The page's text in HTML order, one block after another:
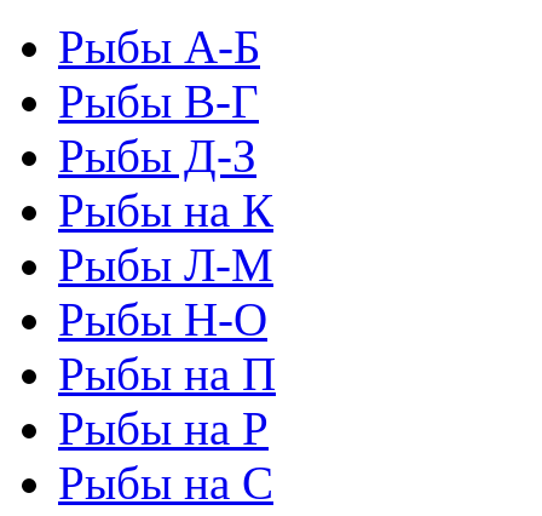
Рыбы А-Б
Рыбы В-Г
Рыбы Д-З
Рыбы на К
Рыбы Л-М
Рыбы Н-О
Рыбы на П
Рыбы на Р
Рыбы на С